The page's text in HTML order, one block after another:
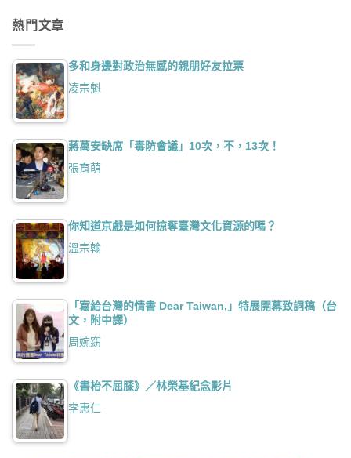
熱門文章
多和身邊對政治無感的親朋好友拉票
凌宗魁
蔣萬安缺席「毒防會議」10次，不，13次！
張育萌
你知道京戲是如何掠奪臺灣文化資源的嗎？
溫宗翰
「寫給台灣的情書 Dear Taiwan,」特展開幕致詞稿（台
文，附中譯）
周婉窈
《書枱不屈膝》／林榮基紀念影片
李惠仁